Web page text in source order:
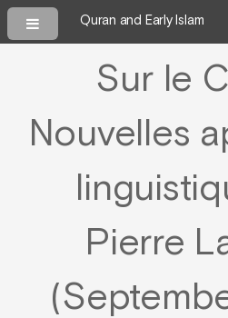
Quran and Early Islam
Sur le
Nouvelles
Pierre